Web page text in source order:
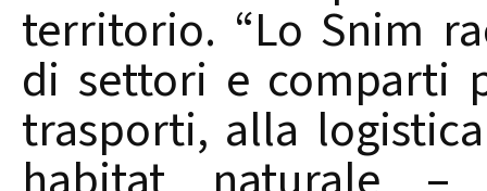
territorio. “Lo Snim
di settori e comparti
trasporti, alla